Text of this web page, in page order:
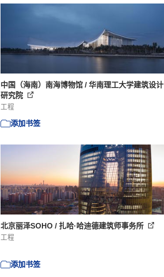
中国（海南）南海博物馆 / 华南理工大学建筑设计
研究院
工程
添加书签
北京丽泽SOHO / 扎哈·哈迪德建筑师事务所
工程
添加书签